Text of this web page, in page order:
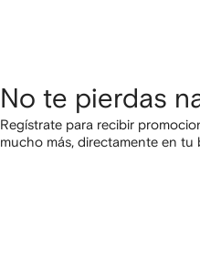
No te pierdas
Regístrate para recibir
mucho más, directamente en tu